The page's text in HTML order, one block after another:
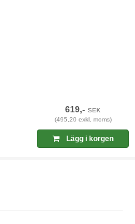
619,-SEK
(495,20 exkl. moms)
Lägg i korgen